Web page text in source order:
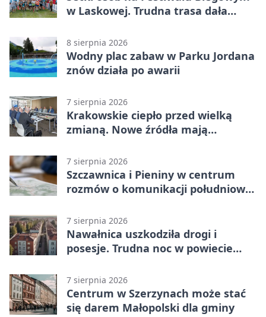
w Laskowej. Trudna trasa dała
8 sierpnia 2026
Wodny plac zabaw w Parku Jordana
znów działa po awarii
7 sierpnia 2026
Krakowskie ciepło przed wielką
zmianą. Nowe źródła mają
7 sierpnia 2026
Szczawnica i Pieniny w centrum
rozmów o komunikacji południowej
7 sierpnia 2026
Nawałnica uszkodziła drogi i
posesje. Trudna noc w powiecie
7 sierpnia 2026
Centrum w Szerzynach może stać
się darem Małopolski dla gminy